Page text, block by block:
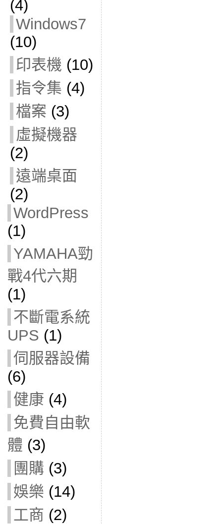
(4)
Windows7
(10)
印表機 (10)
指令集 (4)
檔案 (3)
虛擬機器
(2)
遠端桌面
(2)
WordPress
(1)
YAMAHA勁
戰4代六期
(1)
不斷電系統
UPS (1)
伺服器設備
(6)
健康 (4)
免費自由軟
體 (3)
團購 (3)
娛樂 (14)
工商 (2)